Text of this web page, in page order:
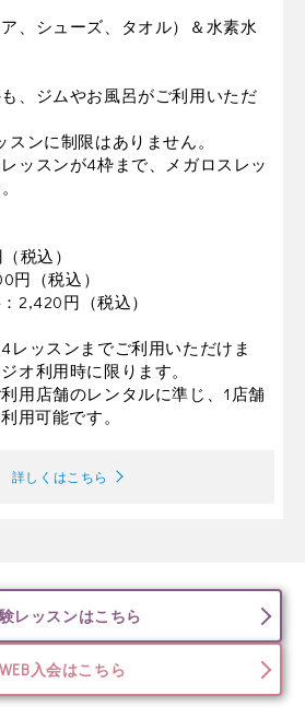
、シューズ、タオル）＆水素水
、ジムやお風呂がご利用いただ
ンに制限はありません。
ッスンが4枠まで、メガロスレッ
税込）
円（税込）
2,420円（税込）
ッスンまでご利用いただけま
オ利用時に限ります。
用店舗のレンタルに準じ、1店舗
用可能です。
詳しくはこちら
レッスンはこちら
WEB入会はこちら